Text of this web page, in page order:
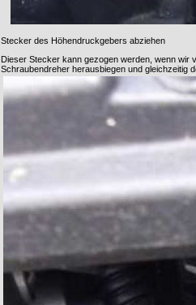
Stecker des Höhendruckgebers abziehen
Dieser Stecker kann gezogen werden, wenn wir
Schraubendreher herausbiegen und gleichzeitig